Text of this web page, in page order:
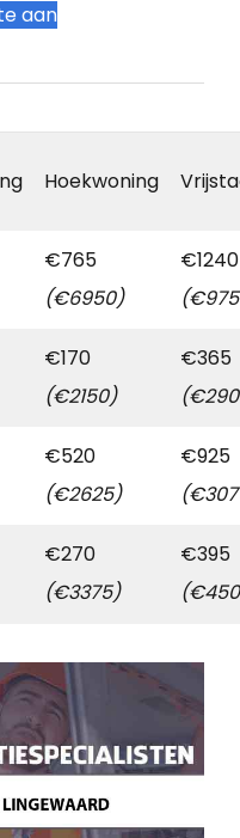
aan
Hoekwoning
€765
(€6950)
€1240
€170
(€2150)
€365
€520
(€2625)
€925
€270
(€3375)
€395